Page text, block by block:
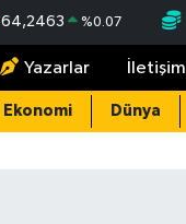
64,2463 %0.07
Yazarlar İletişim
Ekonomi Dünya